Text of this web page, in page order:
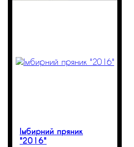
Імбирний пряник
"2016"